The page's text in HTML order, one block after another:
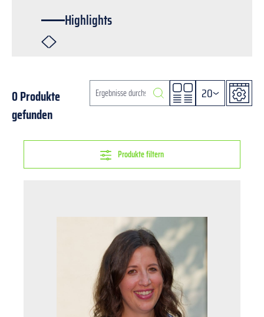
Highlights
0 Produkte
gefunden
20
Produkte filtern